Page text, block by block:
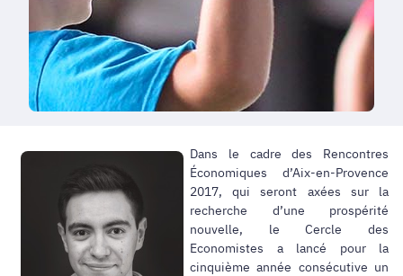
Dans le cadre des Rencontres
Économiques d’Aix-en-Provence
2017, qui seront axées sur la
recherche d’une prospérité
nouvelle, le Cercle des
Economistes a lancé pour la
cinquième année consécutive un